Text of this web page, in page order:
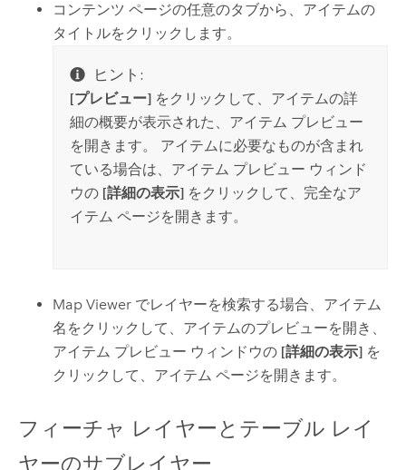
コンテンツ ページの任意のタブから、アイテムの
タイトルをクリックします。
ヒント:
[プレビュー]をクリックして、アイテムの詳
細の概要が表示された、アイテム プレビュー
を開きます。 アイテムに必要なものが含まれ
ている場合は、アイテム プレビュー ウィンド
ウの [詳細の表示]をクリックして、完全なア
イテム ページを開きます。
Map Viewer でレイヤーを検索する場合、アイテム
名をクリックして、アイテムのプレビューを開き、
アイテム プレビュー ウィンドウの [詳細の表示] を
クリックして、アイテム ページを開きます。
フィーチャ レイヤーとテーブル レイ
ヤーのサブレイヤー